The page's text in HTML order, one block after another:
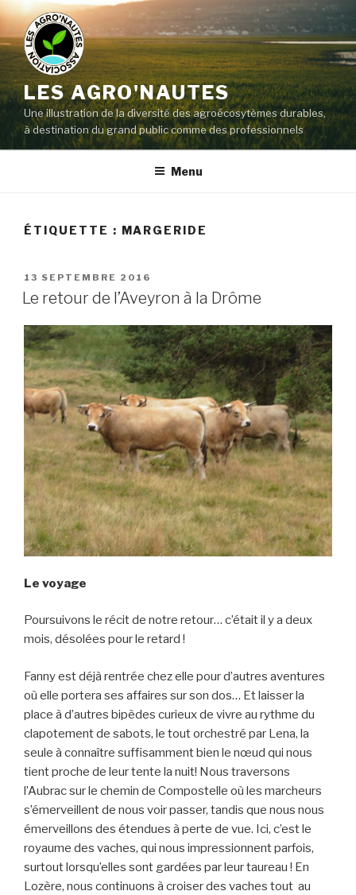
LES AGRO'NAUTES
Une illustration de la diversité des agroécosytèmes durables,
à destination du grand public comme des professionnels
Menu
ÉTIQUETTE : MARGERIDE
13 SEPTEMBRE 2016
Le retour de l’Aveyron à la Drôme
Le voyage
Poursuivons le récit de notre retour… c’était il y a deux
mois, désolées pour le retard !
Fanny est déjà rentrée chez elle pour d’autres aventures
où elle portera ses affaires sur son dos… Et laisser la
place à d’autres bipèdes curieux de vivre au rythme du
clapotement de sabots, le tout orchestré par Lena, la
seule à connaître suffisamment bien le nœud qui nous
tient proche de leur tente la nuit! Nous traversons
l’Aubrac sur le chemin de Compostelle où les marcheurs
s’émerveillent de nous voir passer, tandis que nous nous
émerveillons des étendues à perte de vue. Ici, c’est le
royaume des vaches, qui nous impressionnent parfois,
surtout lorsqu’elles sont gardées par leur taureau ! En
Lozère, nous continuons à croiser des vaches tout au